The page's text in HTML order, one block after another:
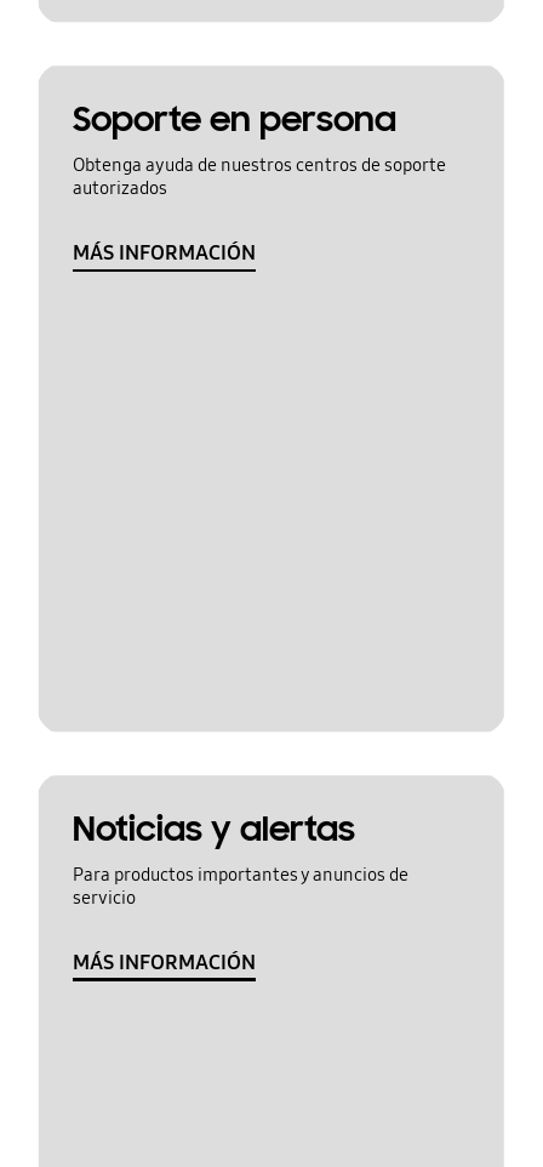
Soporte en persona
Obtenga ayuda de nuestros centros de soporte
autorizados
MÁS INFORMACIÓN
Noticias y alertas
Para productos importantes y anuncios de
servicio
MÁS INFORMACIÓN